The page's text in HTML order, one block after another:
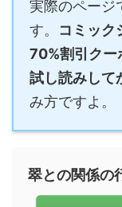
実際のページ
す。 コミック
70%割引クー
試し読みして
み方ですよ。
翠との関係の